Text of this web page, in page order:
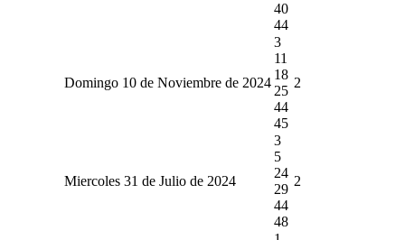
40
44
Domingo 10 de Noviembre de 2024
3
11
18
25
44
45
2
Miercoles 31 de Julio de 2024
3
5
24
29
44
48
2